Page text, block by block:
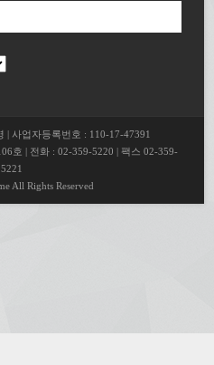
| 사업자등록번호 : 110-17-47391
호 | 전화 : 02-359-5220 | 팩스 02-359-
5221
All Rights Reserved